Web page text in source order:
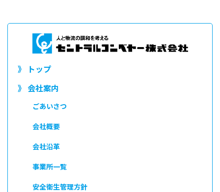
》 トップ
》 会社案内
ごあいさつ
会社概要
会社沿革
事業所一覧
安全衛生管理方針